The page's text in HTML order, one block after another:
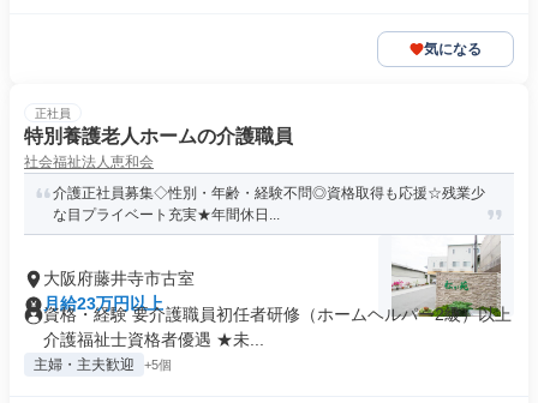
気になる
正社員
特別養護老人ホームの介護職員
社会福祉法人恵和会
介護正社員募集◇性別・年齢・経験不問◎資格取得も応援☆残業少
な目プライベート充実★年間休日...
大阪府藤井寺市古室
月給23万円以上
資格・経験 要介護職員初任者研修（ホームヘルパー2級）以上
介護福祉士資格者優遇 ★未...
主婦・主夫歓迎 +5個